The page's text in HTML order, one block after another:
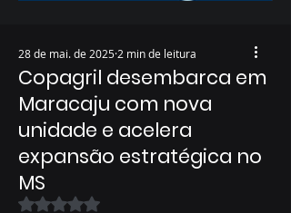
Copagril desembarca em
Maracaju com nova
unidade e acelera
expansão estratégica no
MS
28 de mai. de 2025 2 min de leitura
Avaliado com NaN de 5 estrelas.